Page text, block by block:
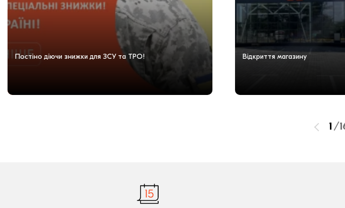
Постіно діючи знижки для ЗСУ та ТРО! Відкриття магазину
1 /